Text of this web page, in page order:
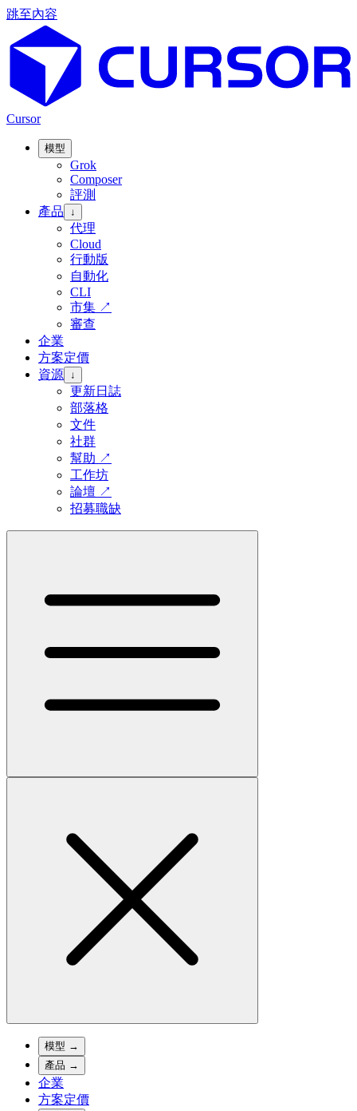
跳至內容
Cursor
模型
Grok
Composer
評測
產品
↓
代理
Cloud
行動版
自動化
CLI
市集 ↗
審查
企業
方案定價
資源 ↓
更新日誌
部落格
文件
社群
幫助 ↗
工作坊
論壇 ↗
招募職缺
模型 →
產品 →
企業
方案定價